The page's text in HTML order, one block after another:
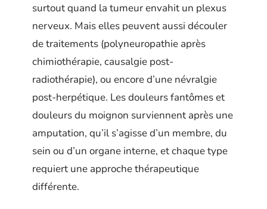
surtout quand la tumeur envahit un plexus
nerveux. Mais elles peuvent aussi découler
de traitements (polyneuropathie après
chimiothérapie, causalgie post-
radiothérapie), ou encore d’une névralgie
post-herpétique. Les douleurs fantômes et
douleurs du moignon surviennent après une
amputation, qu’il s’agisse d’un membre, du
sein ou d’un organe interne, et chaque type
requiert une approche thérapeutique
différente.